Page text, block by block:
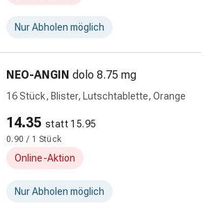
Nur Abholen möglich
NEO-ANGIN dolo 8.75 mg
16 Stück, Blister, Lutschtablette, Orange
14.35 statt 15.95
0.90 / 1 Stück
Online-Aktion
Nur Abholen möglich